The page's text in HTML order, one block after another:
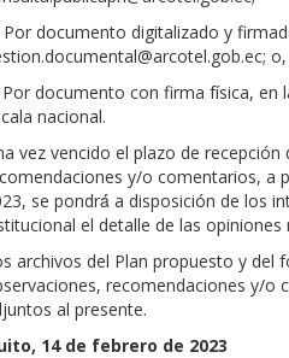
Por documento digitalizado y
o,
documento con firma física, en
nacional.
vez vencido el plazo de recepción
y/o comentarios, a
se pondrá́ a disposición de los
el detalle de las opiniones
archivos del Plan propuesto y del
recomendaciones y/o
al presente.
14 de febrero de 2023